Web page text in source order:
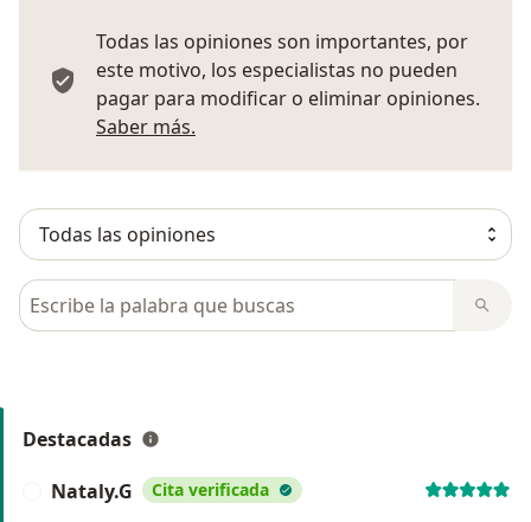
Todas las opiniones son importantes, por
este motivo, los especialistas no pueden
pagar para modificar o eliminar opiniones.
Saber más.
Busca en opiniones
Destacadas
Nataly.G Cita verificada